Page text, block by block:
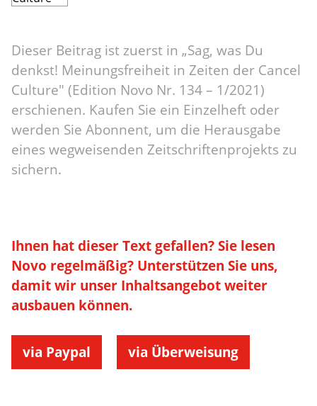
Dieser Beitrag ist zuerst in „Sag, was Du
denkst! Meinungsfreiheit in Zeiten der Cancel
Culture" (Edition Novo Nr. 134 – 1/2021)
erschienen. Kaufen Sie ein Einzelheft oder
werden Sie Abonnent, um die Herausgabe
eines wegweisenden Zeitschriftenprojekts zu
sichern.
Ihnen hat dieser Text gefallen? Sie lesen
Novo regelmäßig? Unterstützen Sie uns,
damit wir unser Inhaltsangebot weiter
ausbauen können.
via Paypal via Überweisung